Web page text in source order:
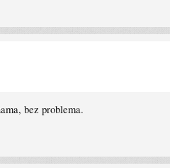
bez problema.